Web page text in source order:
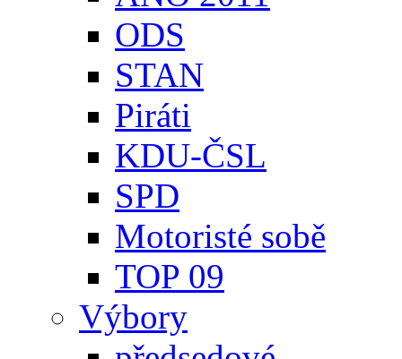
ODS
STAN
Piráti
KDU-ČSL
SPD
Motoristé sobě
TOP 09
Výbory